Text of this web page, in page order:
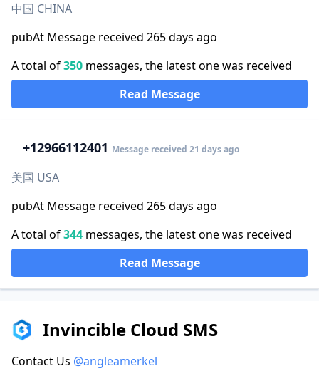
中国 CHINA
pubAt Message received 265 days ago
A total of350 messages, the latest one was received
Read Message
+12966112401 Message received 21 days ago
美国 USA
pubAt Message received 265 days ago
A total of344 messages, the latest one was received
Read Message
Invincible Cloud SMS
Contact Us @angleamerkel